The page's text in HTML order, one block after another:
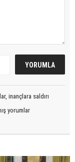
inançlara saldırı
yorumlar